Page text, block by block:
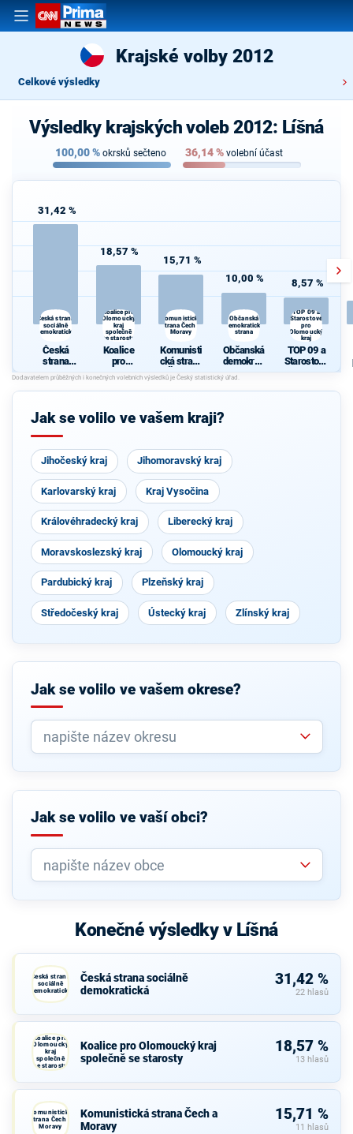
Krajské volby 2012
Celkové výsledky
Výsledky krajských voleb 2012: Líšná
100,00% okrsků sečteno 36,14% volební účast
31,42 %
Česká strana
sociálně
demokratická
Česká
strana
sociálně
demokrati
cká
18,57 %
Koalice pro
Olomoucký
kraj
společně
se starosty
Koalice
pro
Olomouck
ý kraj
společně
starosty
15,71 %
Komunistická
strana Čech a
Moravy
Komunisti
cká strana
Čech a
Moravy
10,00 %
Občanská
demokratická
strana
Občanská
demokrati
cká strana
8,57 %
TOP 09 a
Starostové
pro
Olomoucký
kraj
TOP 09 a
Starostové
pro
ý kraj
Jak se volilo ve vašem kraji?
Jihočeský kraj Jihomoravský kraj
Karlovarský kraj Kraj Vysočina
Královéhradecký kraj Liberecký kraj
Moravskoslezský kraj Olomoucký kraj
Pardubický kraj Plzeňský kraj
Středočeský kraj Ústecký kraj Zlínský kraj
Jak se volilo ve vašem okrese?
Jak se volilo ve vaší obci?
Konečné výsledky v Líšná
Česká strana
sociálně
demokratická
Česká strana sociálně
demokratická
31,42 %
22 hlasů
Koalice pro
Olomoucký
kraj
společně
se starosty
Koalice pro Olomoucký kraj
společně se starosty
18,57 %
13 hlasů
Komunistická
strana Čech a
Moravy
Komunistická strana Čech a
Moravy
15,71 %
11 hlasů